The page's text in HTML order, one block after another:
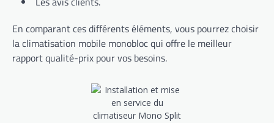
En comparant ces différents éléments, vous pourrez choisir
la climatisation mobile monobloc qui offre le meilleur
rapport qualité-prix pour vos besoins.